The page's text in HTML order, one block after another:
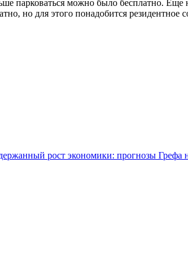
парковаться можно было бесплатно.
но для этого понадобится
рост экономики: прогнозы Грефа